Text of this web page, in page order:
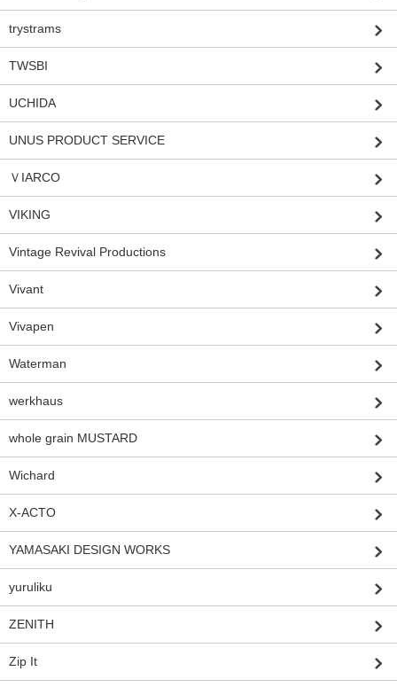
trystrams
TWSBI
UCHIDA
UNUS PRODUCT SERVICE
ＶIARCO
VIKING
Vintage Revival Productions
Vivant
Vivapen
Waterman
werkhaus
whole grain MUSTARD
Wichard
X-ACTO
YAMASAKI DESIGN WORKS
yuruliku
ZENITH
Zip It